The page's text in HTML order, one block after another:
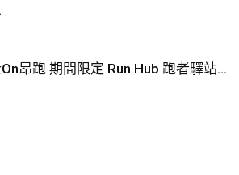
昂跑 期間限定 Run Hub 跑者驛站...